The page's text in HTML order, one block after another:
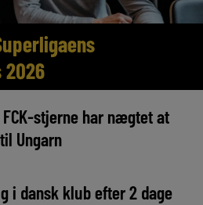
FCK-stjerne har nægtet at
Ungarn
i dansk klub efter 2 dage